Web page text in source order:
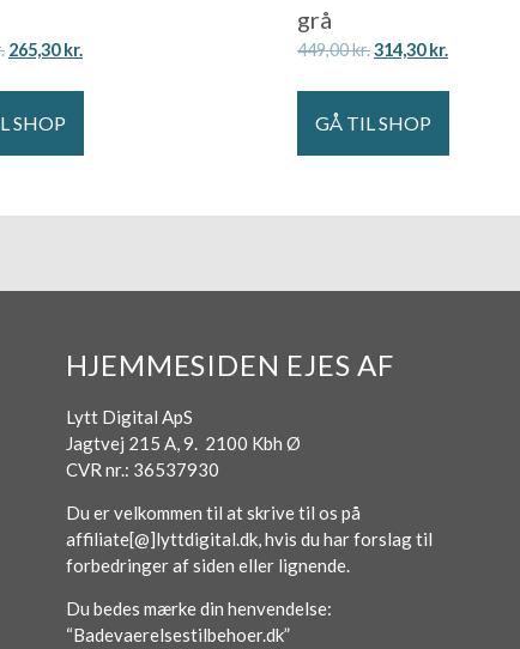
265,30kr.
SHOP
grå
449,00kr.314,30kr.
GÅ TIL SHOP
HJEMMESIDEN EJES AF
Lytt Digital ApS
Jagtvej 215 A, 9. 2100 Kbh Ø
CVR nr.: 36537930
Du er velkommen til at skrive til os på
affiliate[@]lyttdigital.dk, hvis du har forslag til
forbedringer af siden eller lignende.
Du bedes mærke din henvendelse:
“Badevaerelsestilbehoer.dk”